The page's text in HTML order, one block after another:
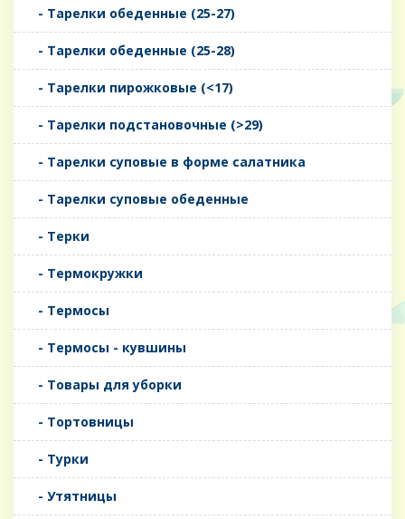
- Тарелки обеденные (25-27)
- Тарелки обеденные (25-28)
- Тарелки пирожковые (<17)
- Тарелки подстановочные (>29)
- Тарелки суповые в форме салатника
- Тарелки суповые обеденные
- Терки
- Термокружки
- Термосы
- Термосы - кувшины
- Товары для уборки
- Тортовницы
- Турки
- Утятницы